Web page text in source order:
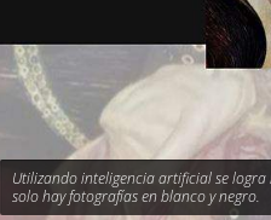
Utilizando inteligencia artificial se logra
solo hay fotografías en blanco y negro.